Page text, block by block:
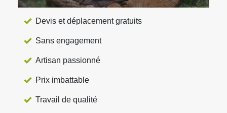
Devis et déplacement gratuits
Sans engagement
Artisan passionné
Prix imbattable
Travail de qualité